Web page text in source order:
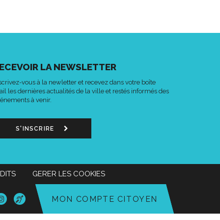
LA NEWSLETTER
vous à la newletter et recevez dans votre boîte
les dernières actualités de la ville et restés informés des
à venir.
S'INSCRIRE
GERER LES COOKIES
MON COMPTE CITOYEN
Lien
vers
le
Acce-
o